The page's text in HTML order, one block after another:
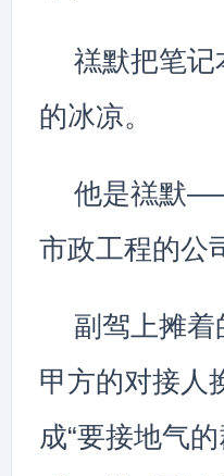
禚默把笔记
的冰凉。
他是禚默
市政工程的公
副驾上摊
甲方的对接人
成“要接地气